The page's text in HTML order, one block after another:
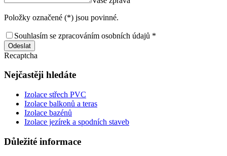
Položky označené (*) jsou povinné.
Souhlasím se zpracováním osobních údajů *
Odeslat
Recaptcha
Nejčastěji hledáte
Izolace střech PVC
Izolace balkonů a teras
Izolace bazénů
Izolace jezírek a spodních staveb
Důležité informace